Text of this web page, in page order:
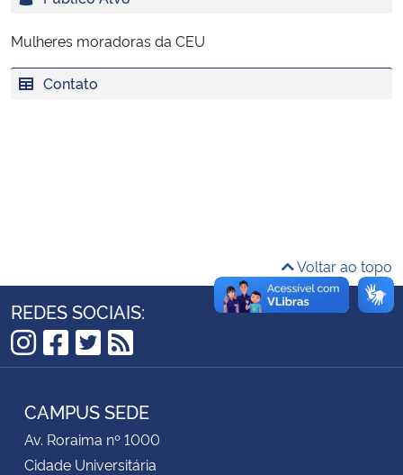
Controladoria-Geral da União
Secretaria-Geral
Mulheres moradoras da CEU
Contato
Voltar ao topo
REDES SOCIAIS:
Instagram
Facebook
Twitter
RSS
CAMPUS SEDE
Av. Roraima nº 1000
Cidade Universitária